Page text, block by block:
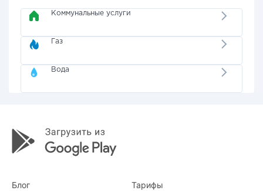
Коммунальные услуги
Газ
Вода
Блог Тарифы